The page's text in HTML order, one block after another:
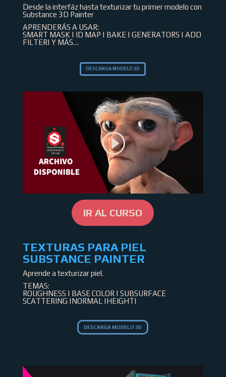
Desde la interfáz hasta texturizar tu primer modelo con
Substance 3D Painter
APRENDERÁS A USAR:
SMART MASK | ID MAP | BAKE | GENERATORS | ADD
FILTER| Y MÁS…
DESCARGA MODELO 3D
IR AL CURSO
TEXTURAS PARA PIEL
SUBSTANCE PAINTER
Aprende a texturizar piel.
TEMAS:
ROUGHNESS | BASE COLOR | SUBSURFACE
SCATTERING |NORMAL |HEIGHT|
DESCARGA MODELO 3D